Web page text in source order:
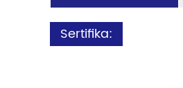
Sertifika: